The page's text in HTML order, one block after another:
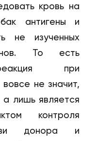
кровь на
антигены и
не изученных
То есть
при
не значит,
а лишь является
контроля
донора и